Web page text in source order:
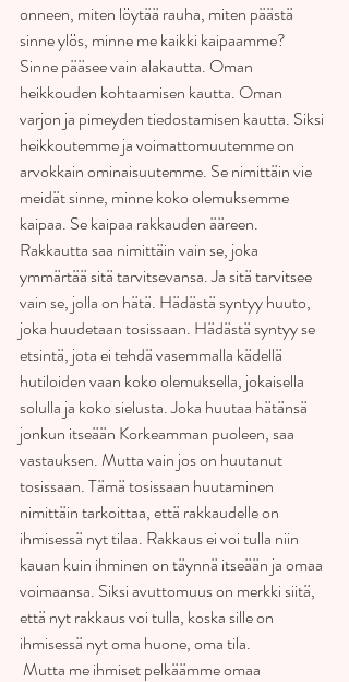
onneen, miten löytää rauha, miten päästä
sinne ylös, minne me kaikki kaipaamme?
Sinne pääsee vain alakautta. Oman
heikkouden kohtaamisen kautta. Oman
varjon ja pimeyden tiedostamisen kautta. Siksi
heikkoutemme ja voimattomuutemme on
arvokkain ominaisuutemme. Se nimittäin vie
meidät sinne, minne koko olemuksemme
kaipaa. Se kaipaa rakkauden ääreen.
Rakkautta saa nimittäin vain se, joka
ymmärtää sitä tarvitsevansa. Ja sitä tarvitsee
vain se, jolla on hätä. Hädästä syntyy huuto,
joka huudetaan tosissaan. Hädästä syntyy se
etsintä, jota ei tehdä vasemmalla kädellä
hutiloiden vaan koko olemuksella, jokaisella
solulla ja koko sielusta. Joka huutaa hätänsä
jonkun itseään Korkeamman puoleen, saa
vastauksen. Mutta vain jos on huutanut
tosissaan. Tämä tosissaan huutaminen
nimittäin tarkoittaa, että rakkaudelle on
ihmisessä nyt tilaa. Rakkaus ei voi tulla niin
kauan kuin ihminen on täynnä itseään ja omaa
voimaansa. Siksi avuttomuus on merkki siitä,
että nyt rakkaus voi tulla, koska sille on
ihmisessä nyt oma huone, oma tila.